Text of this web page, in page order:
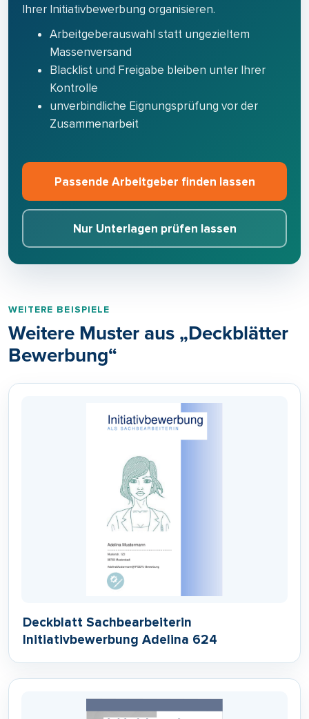
Ihrer Initiativbewerbung organisieren.
Arbeitgeberauswahl statt ungezieltem
Massenversand
Blacklist und Freigabe bleiben unter Ihrer
Kontrolle
unverbindliche Eignungsprüfung vor der
Zusammenarbeit
Passende Arbeitgeber finden lassen
Nur Unterlagen prüfen lassen
WEITERE BEISPIELE
Weitere Muster aus „Deckblätter
Bewerbung“
Deckblatt Sachbearbeiterin
Initiativbewerbung Adelina 624